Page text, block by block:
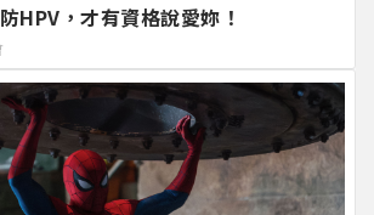
HPV，才有資格說愛妳！